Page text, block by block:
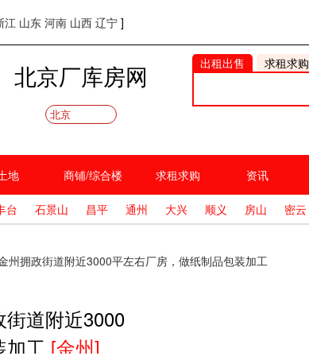
江 山东 河南 山西 辽宁 ]
北京厂库房网
北京
出租出售 求租求购
地 商铺/综合楼 求租求购 资讯
台 石景山 昌平 通州 大兴 顺义 房山 密云
州拥政街道附近3000平左右厂房，做纸制品包装加工
道附近3000
加工 [金州]